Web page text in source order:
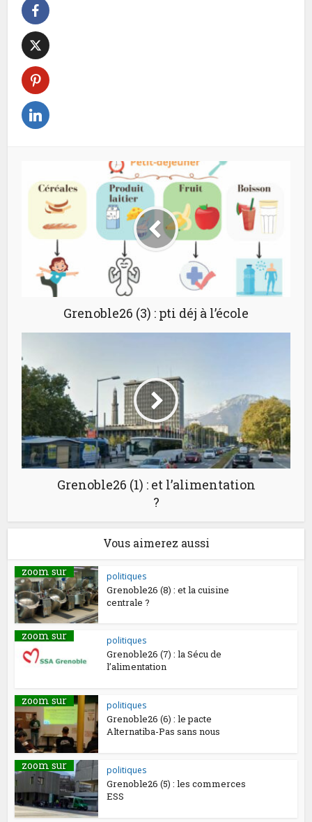
Grenoble26 (3) : pti déj à l’école
Grenoble26 (1) : et l’alimentation
?
Vous aimerez aussi
zoom sur politiques
Grenoble26 (8) : et la cuisine
centrale ?
zoom sur politiques
Grenoble26 (7) : la Sécu de
l’alimentation
zoom sur politiques
Grenoble26 (6) : le pacte
Alternatiba-Pas sans nous
zoom sur politiques
Grenoble26 (5) : les commerces
ESS